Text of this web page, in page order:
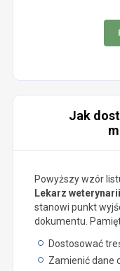
Jak
Powyższy wzór
Lekarz
stanowi punkt
dokumentu.
Dostosować
Zamienić dane